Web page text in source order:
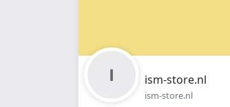
ism-store.nl
ism-store.nl